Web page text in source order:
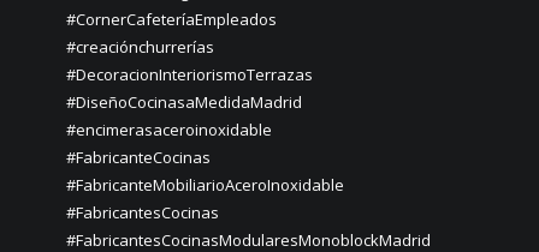
#CornerCafeteríaEmpleados
#creaciónchurrerías
#DecoracionInteriorismoTerrazas
#DiseñoCocinasaMedidaMadrid
#encimerasaceroinoxidable
#FabricanteCocinas
#FabricanteMobiliarioAceroInoxidable
#FabricantesCocinas
#FabricantesCocinasModularesMonoblockMadrid